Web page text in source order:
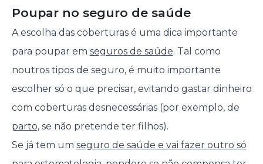
Poupar no seguro de saúde
A escolha das coberturas é uma dica importante
para poupar em seguros de saúde. Tal como
noutros tipos de seguro, é muito importante
escolher só o que precisar, evitando gastar dinheiro
com coberturas desnecessárias (por exemplo, de
parto, se não pretende ter filhos).
Se já tem um seguro de saúde e vai fazer outro só